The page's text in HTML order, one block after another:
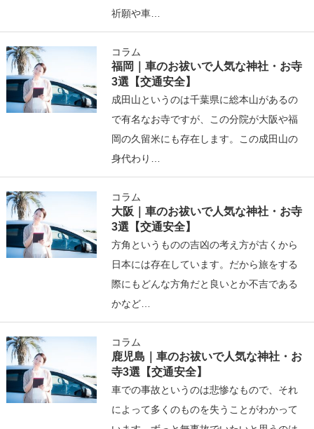
祈願や車…
コラム
福岡｜車のお祓いで人気な神社・お寺
3選【交通安全】
成田山というのは千葉県に総本山があるの
で有名なお寺ですが、この分院が大阪や福
岡の久留米にも存在します。この成田山の
身代わり…
コラム
大阪｜車のお祓いで人気な神社・お寺
3選【交通安全】
方角というものの吉凶の考え方が古くから
日本には存在しています。だから旅をする
際にもどんな方角だと良いとか不吉である
かなど…
コラム
鹿児島｜車のお祓いで人気な神社・お
寺3選【交通安全】
車での事故というのは悲惨なもので、それ
によって多くのものを失うことがわかって